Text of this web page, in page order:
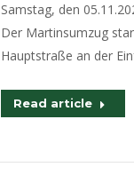
Samstag, den
Der Martinsumzug
Hauptstraße an der
Read article